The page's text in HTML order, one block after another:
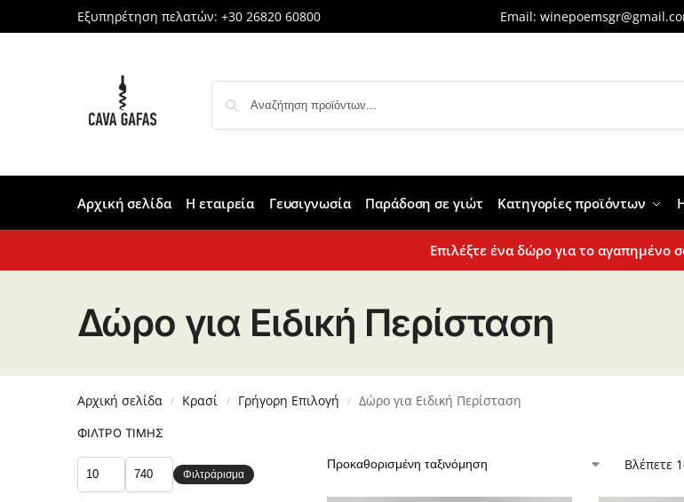
Εξυπηρέτηση πελατών: +30 26820 60800 Email:
Αρχική σελίδα Η εταιρεία Γευσιγνωσία Παράδοση σε γιώτ Κατηγορίες προϊόντων
Επιλέξτε ένα δώρο για το αγαπημένο
Δώρο για Ειδική Περίσταση
Αρχική σελίδα / Κρασί / Γρήγορη Επιλογή / Δώρο για Ειδική Περίσταση
Βλέπετε
ΦΊΛΤΡΟ ΤΙΜΉΣ
Φιλτράρισμα